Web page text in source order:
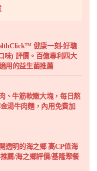
健康一刻-好聰
味) 評價。百億專利四大
用的益生菌推薦
、牛筋軟嫩大塊，每日熬
湯牛肉麵，內用免費加
透明的海之鄉 高CP值海
薦/海之鄉評價/基隆聚餐